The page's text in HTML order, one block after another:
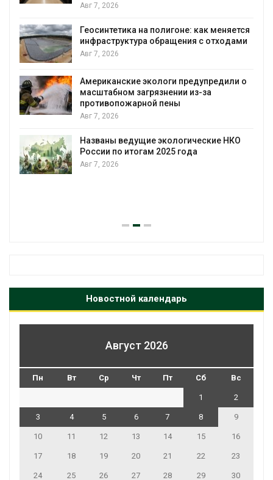
Авг 7, 2026
Геосинтетика на полигоне: как меняется
инфраструктура обращения с отходами
Авг 7, 2026
Американские экологи предупредили о
масштабном загрязнении из-за
противопожарной пены
Авг 7, 2026
Названы ведущие экологические НКО
России по итогам 2025 года
Авг 7, 2026
Новостной календарь
Август 2026
Пн Вт Ср Чт Пт Сб Вс
1 2
3 4 5 6 7 8 9
10 11 12 13 14 15 16
17 18 19 20 21 22 23
24 25 26 27 28 29 30